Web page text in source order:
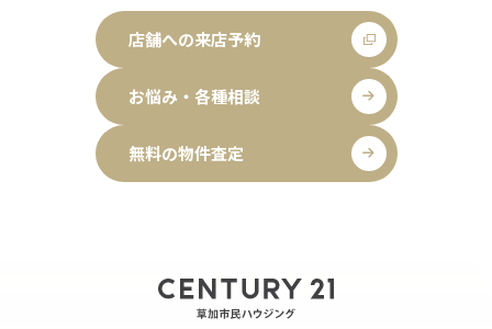
店舗への来店予約
お悩み・各種相談
無料の物件査定